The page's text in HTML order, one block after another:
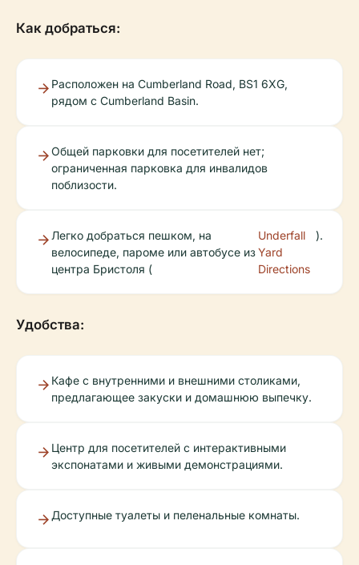
Как добраться:
Расположен на Cumberland Road, BS1 6XG,
рядом с Cumberland Basin.
Общей парковки для посетителей нет;
ограниченная парковка для инвалидов
поблизости.
Легко добраться пешком, на
велосипеде, пароме или автобусе из
центра Бристоля (
Underfall
Yard
Directions
).
Удобства:
Кафе с внутренними и внешними столиками,
предлагающее закуски и домашнюю выпечку.
Центр для посетителей с интерактивными
экспонатами и живыми демонстрациями.
Доступные туалеты и пеленальные комнаты.